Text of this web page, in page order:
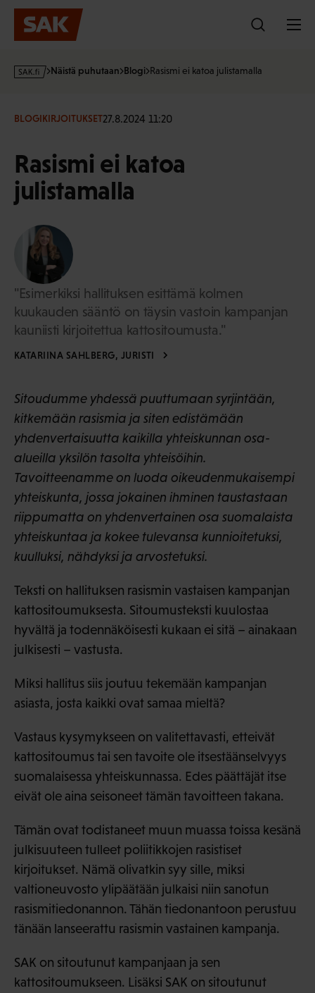
Hyppää
sisältöön
s
·
Näistä puhutaan Blogi Rasismi ei katoa julistamalla
BLOGIKIRJOITUKSET27.8.2024 11:20
Rasismi ei katoa
julistamalla
"Esimerkiksi hallituksen esittämä kolmen
kuukauden sääntö on täysin vastoin kampanjan
kauniisti kirjoitettua kattositoumusta."
KATARIINA SAHLBERG, JURISTI
Sitoudumme yhdessä puuttumaan syrjintään,
kitkemään rasismia ja siten edistämään
yhdenvertaisuutta kaikilla yhteiskunnan osa-
alueilla yksilön tasolta yhteisöihin.
Tavoitteenamme on luoda oikeudenmukaisempi
yhteiskunta, jossa jokainen ihminen taustastaan
riippumatta on yhdenvertainen osa suomalaista
yhteiskuntaa ja kokee tulevansa kunnioitetuksi,
kuulluksi, nähdyksi ja arvostetuksi.
Teksti on hallituksen rasismin vastaisen kampanjan
kattositoumuksesta. Sitoumusteksti kuulostaa
hyvältä ja todennäköisesti kukaan ei sitä – ainakaan
julkisesti – vastusta.
Miksi hallitus siis joutuu tekemään kampanjan
asiasta, josta kaikki ovat samaa mieltä?
Vastaus kysymykseen on valitettavasti, etteivät
kattositoumus tai sen tavoite ole itsestäänselvyys
suomalaisessa yhteiskunnassa. Edes päättäjät itse
eivät ole aina seisoneet tämän tavoitteen takana.
Tämän ovat todistaneet muun muassa toissa kesänä
julkisuuteen tulleet poliitikkojen rasistiset
kirjoitukset. Nämä olivatkin syy sille, miksi
valtioneuvosto ylipäätään julkaisi niin sanotun
rasismitiedonannon. Tähän tiedonantoon perustuu
tänään lanseerattu rasismin vastainen kampanja.
SAK on sitoutunut kampanjaan ja sen
kattositoumukseen. Lisäksi SAK on sitoutunut